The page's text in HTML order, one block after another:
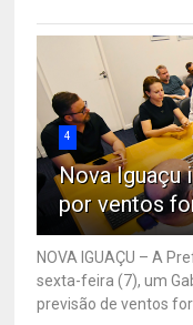
4
Nova Iguaçu
por ventos
NOVA IGUAÇU – A
sexta-feira (7), um
previsão de ventos